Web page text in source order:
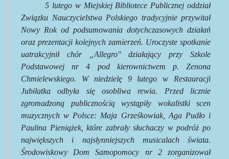
5 lutego w Miejskiej Bibliotece Publicznej oddział
Związku Nauczycielstwa Polskiego tradycyjnie przywitał
Nowy Rok od podsumowania dotychczasowych działań
oraz prezentacji kolejnych zamierzeń. Uroczyste spotkanie
uatrakcyjnił chór „Allegro" działający przy Szkole
Podstawowej nr 4 pod kierownictwem p. Zenona
Chmielewskiego. W niedzielę 9 lutego w Restauracji
Jubilatka odbyła się osobliwa rewia. Przed licznie
zgromadzoną publicznością wystąpiły wokalistki scen
muzycznych w Polsce: Maja Grześkowiak, Aga Pudło i
Paulina Pieniążek, które zabrały słuchaczy w podróż po
największych i najsłynniejszych musicalach świata.
Środowiskowy Dom Samopomocy nr 2 zorganizował